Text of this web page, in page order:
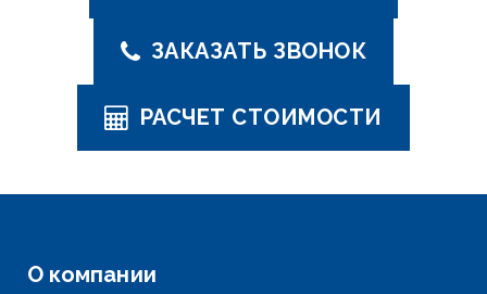
ЗАКАЗАТЬ ЗВОНОК
РАСЧЕТ СТОИМОСТИ
О компании